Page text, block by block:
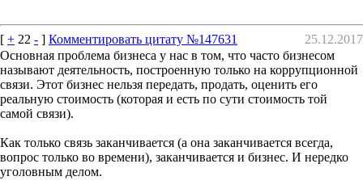
[ + 22 - ] Комментировать цитату №147631
25.12.2017
Основная проблема бизнеса у нас в том, что часто бизнесом
называют деятельность, построенную только на коррупционной
связи. Этот бизнес нельзя передать, продать, оценить его
реальную стоимость (которая и есть по сути стоимость той
самой связи).
Как только связь заканчивается (а она заканчивается всегда,
вопрос только во времени), заканчивается и бизнес. И нередко
уголовным делом.